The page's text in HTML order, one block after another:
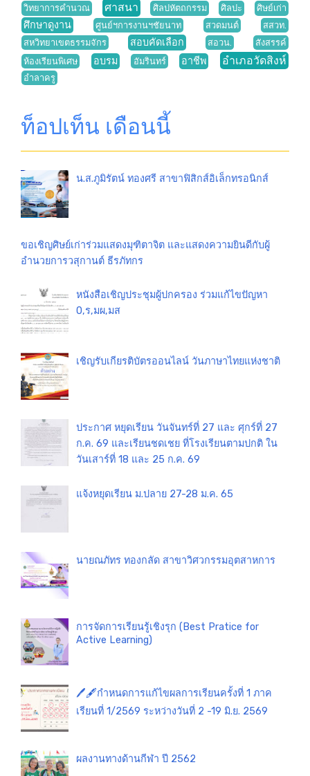
วิทยาการคำนวณ ศาสนา ศิลปหัตถกรรม ศิลปะ ศิษย์เก่า
ศึกษาดูงาน ศูนย์ฯการงานฯชัยนาท สวดมนต์
สสวท.
สหวิทยาเขตธรรมจักร
สอบคัดเลือก สอวน.
สังสรรค์
ห้องเรียนพิเศษ
อบรม อัมรินทร์ อาชีพ อำเภอวัดสิงห์
อำลาครู
ท็อปเท็น เดือนนี้
น.ส.ภูมิรัตน์ ทองศรี สาขาฟิสิกส์อิเล็กทรอนิกส์
ขอเชิญศิษย์เก่าร่วมแสดงมุฑิตาจิต และแสดงความยินดีกับผู้
อำนวยการวสุกานต์ ธีรภัทกร
หนังสือเชิญประชุมผู้ปกครอง ร่วมแก้ไขปัญหา
0,ร,มผ,มส
เชิญรับเกียรติบัตรออนไลน์ วันภาษาไทยแห่งชาติ
ประกาศ หยุดเรียน วันจันทร์ที่ 27 และ ศุกร์ที่ 27
ก.ค. 69 และเรียนชดเชย ที่โรงเรียนตามปกติ ใน
วันเสาร์ที่ 18 และ 25 ก.ค. 69
แจ้งหยุดเรียน ม.ปลาย 27-28 ม.ค. 65
นายณภัทร ทองกลัด สาขาวิศวกรรมอุตสาหการ
การจัดการเรียนรู้เชิงรุก (Best Pratice for
Active Learning)
🖊️🖋️กำหนดการแก้ไขผลการเรียนครั้งที่ 1 ภาค
เรียนที่ 1/2569 ระหว่างวันที่ 2 -19 มิ.ย. 2569
ผลงานทางด้านกีฬา ปี 2562